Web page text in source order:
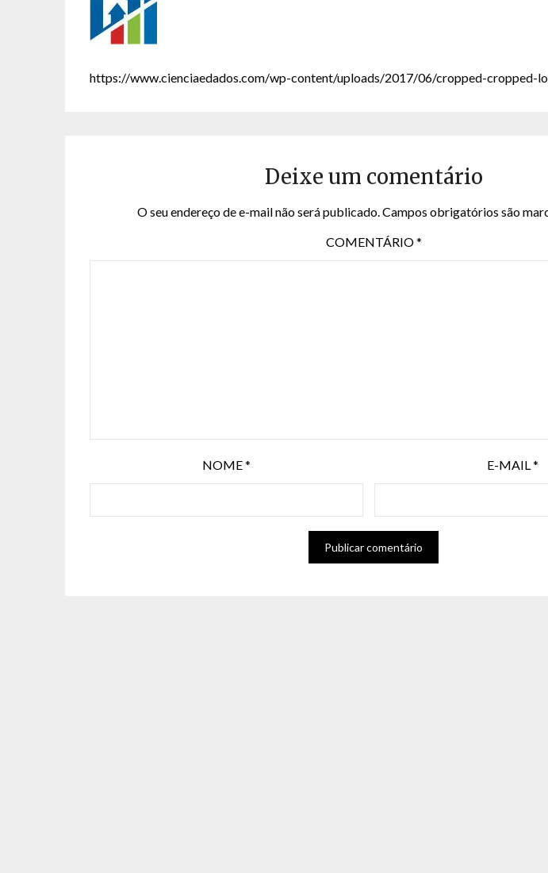
https://www.cienciaedados.com/wp-content/uploads/2017/06/cropped-cropped-
Deixe um comentário
O seu endereço de e-mail não será publicado.Campos obrigatórios são
COMENTÁRIO*
NOME* E-MAIL*